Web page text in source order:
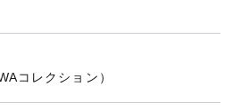
コレクション）